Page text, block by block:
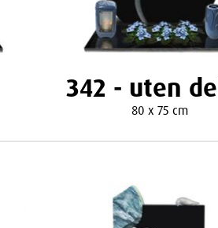
342 - uten
80 x 75 cm